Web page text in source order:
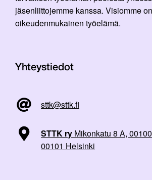
jäsenliittojemme kanssa. Visiomme on
oikeudenmukainen työelämä.
Yhteystiedot
sttk@sttk.fi
STTK ry Mikonkatu 8 A,
00101 Helsinki